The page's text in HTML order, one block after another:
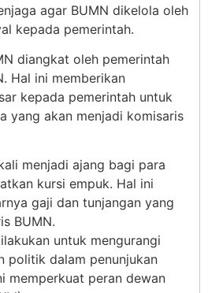
agar BUMN dikelola oleh
kepada pemerintah.
diangkat oleh pemerintah
Hal ini memberikan
kepada pemerintah untuk
yang akan menjadi komisaris
menjadi ajang bagi para
kursi empuk. Hal ini
gaji dan tunjangan yang
BUMN.
untuk mengurangi
politik dalam penunjukan
memperkuat peran dewan